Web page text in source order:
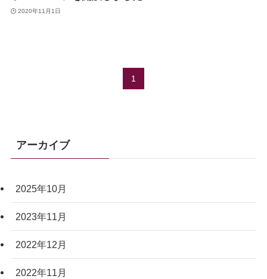
2020年11月1日
1
アーカイブ
2025年10月
2023年11月
2022年12月
2022年11月